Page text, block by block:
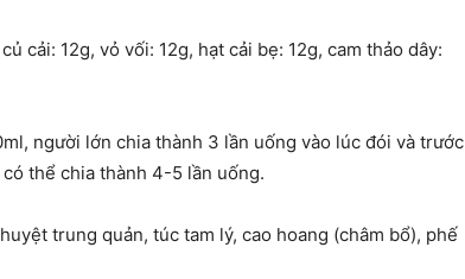
cải: 12g, vỏ vối: 12g, hạt cải bẹ: 12g, cam thảo dây:
người lớn chia thành 3 lần uống vào lúc đói và trước
thể chia thành 4-5 lần uống.
trung quản, túc tam lý, cao hoang (châm bổ), phế